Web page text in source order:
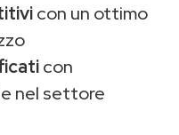
con un ottimo
con
nel settore